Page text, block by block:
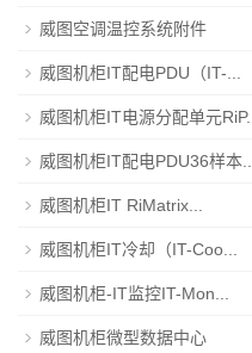
威图空调温控系统附件
威图机柜IT配电PDU（IT-...
威图机柜IT电源分配单元RiP...
威图机柜IT配电PDU36样本...
威图机柜IT RiMatrix...
威图机柜IT冷却（IT-Coo...
威图机柜-IT监控IT-Mon...
威图机柜微型数据中心